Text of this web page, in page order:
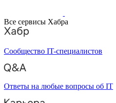
Все сервисы Хабра
Сообщество IT-специалистов
Ответы на любые вопросы об IT